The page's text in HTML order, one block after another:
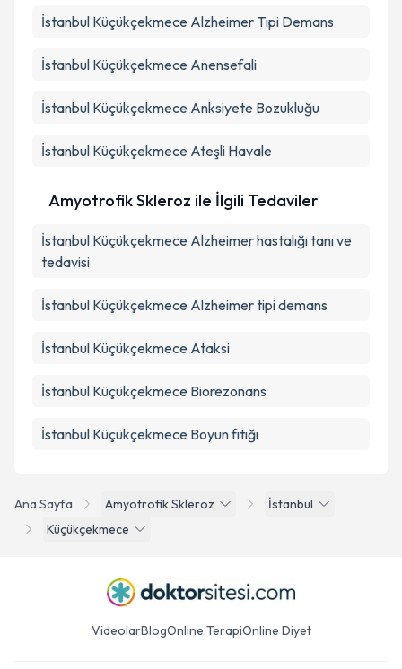
Ana Sayfa Amyotrofik Skleroz
İstanbul
Küçükçekmece
İstanbul Küçükçekmece Alzheimer Tipi Demans
İstanbul Küçükçekmece Anensefali
İstanbul Küçükçekmece Anksiyete Bozukluğu
İstanbul Küçükçekmece Ateşli Havale
Amyotrofik Skleroz ile İlgili Tedaviler
İstanbul Küçükçekmece Alzheimer hastalığı tanı ve
tedavisi
İstanbul Küçükçekmece Alzheimer tipi demans
İstanbul Küçükçekmece Ataksi
İstanbul Küçükçekmece Biorezonans
İstanbul Küçükçekmece Boyun fıtığı
VideolarBlogOnline TerapiOnline Diyet